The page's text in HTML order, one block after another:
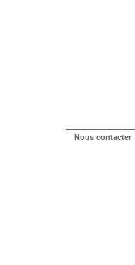
Nous contacter